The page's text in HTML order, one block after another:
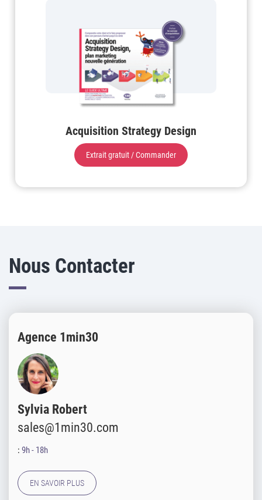
Acquisition Strategy Design
Extrait gratuit / Commander
Nous Contacter
Agence 1min30
Sylvia Robert
sales@1min30.com
: 9h - 18h
EN SAVOIR PLUS